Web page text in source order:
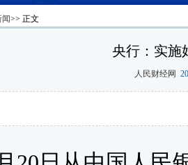
>> 正文
央行：实施
人民财经网